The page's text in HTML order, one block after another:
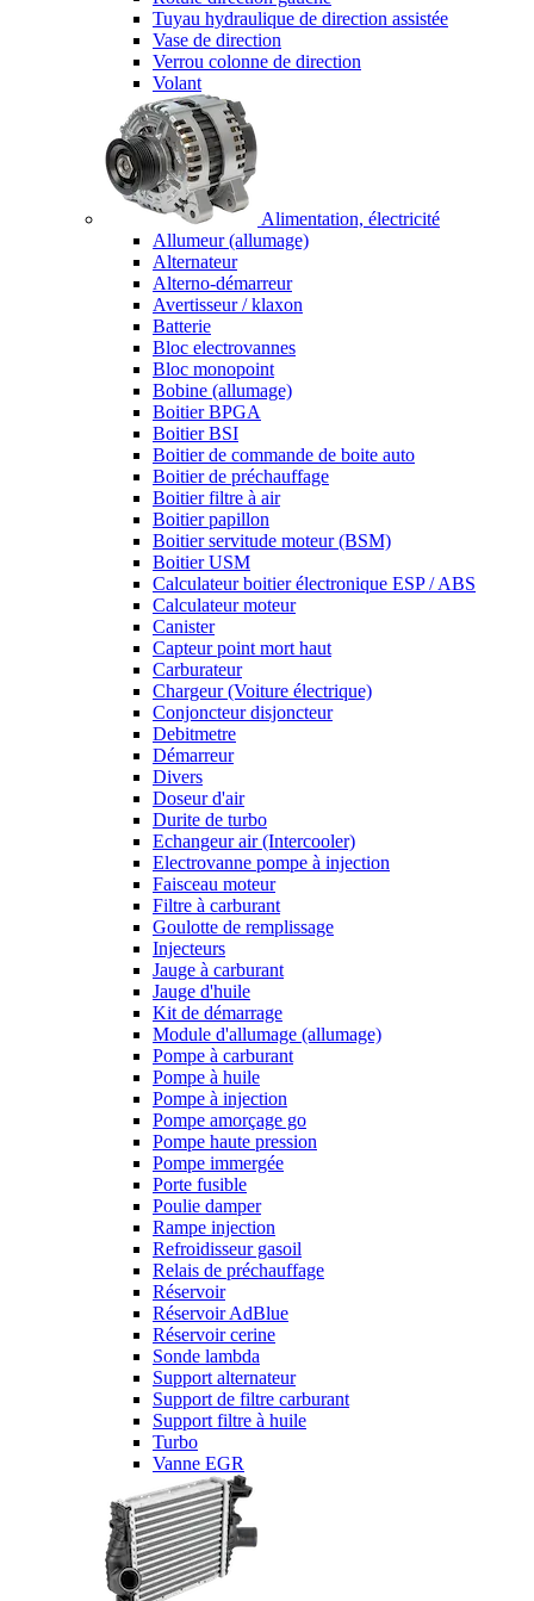
Tuyau hydraulique de direction assistée
Vase de direction
Verrou colonne de direction
Volant
Alimentation, électricité
Allumeur (allumage)
Alternateur
Alterno-démarreur
Avertisseur / klaxon
Batterie
Bloc electrovannes
Bloc monopoint
Bobine (allumage)
Boitier BPGA
Boitier BSI
Boitier de commande de boite auto
Boitier de préchauffage
Boitier filtre à air
Boitier papillon
Boitier servitude moteur (BSM)
Boitier USM
Calculateur boitier électronique ESP / ABS
Calculateur moteur
Canister
Capteur point mort haut
Carburateur
Chargeur (Voiture électrique)
Conjoncteur disjoncteur
Debitmetre
Démarreur
Divers
Doseur d'air
Durite de turbo
Echangeur air (Intercooler)
Electrovanne pompe à injection
Faisceau moteur
Filtre à carburant
Goulotte de remplissage
Injecteurs
Jauge à carburant
Jauge d'huile
Kit de démarrage
Module d'allumage (allumage)
Pompe à carburant
Pompe à huile
Pompe à injection
Pompe amorçage go
Pompe haute pression
Pompe immergée
Porte fusible
Poulie damper
Rampe injection
Refroidisseur gasoil
Relais de préchauffage
Réservoir
Réservoir AdBlue
Réservoir cerine
Sonde lambda
Support alternateur
Support de filtre carburant
Support filtre à huile
Turbo
Vanne EGR